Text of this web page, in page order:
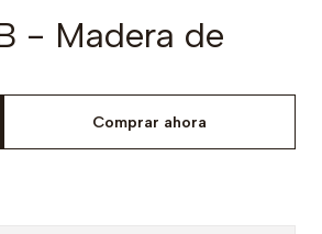
- Madera de
Comprar ahora